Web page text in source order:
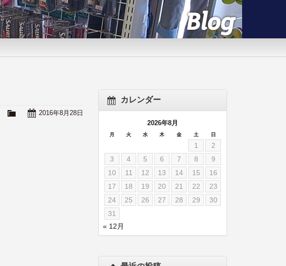
Blog
2016年8月28日
カレンダー
2026年8月
月 火 水 木 金 土 日
1
2
3
4 5 6 7 8
9
10
11 12 13 14 15
16
17
18 19 20 21 22
23
24
25 26 27 28 29
30
31
« 12月